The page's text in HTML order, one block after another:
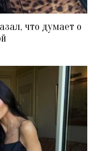
что думает о